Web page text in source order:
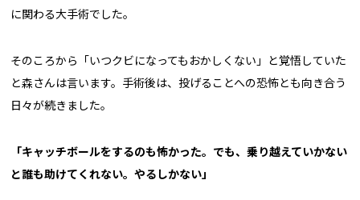
に関わる大手術でした。
そのころから「いつクビになってもおかしくない」と覚悟していた
と森さんは言います。手術後は、投げることへの恐怖とも向き合う
日々が続きました。
「キャッチボールをするのも怖かった。でも、乗り越えていかない
と誰も助けてくれない。やるしかない」